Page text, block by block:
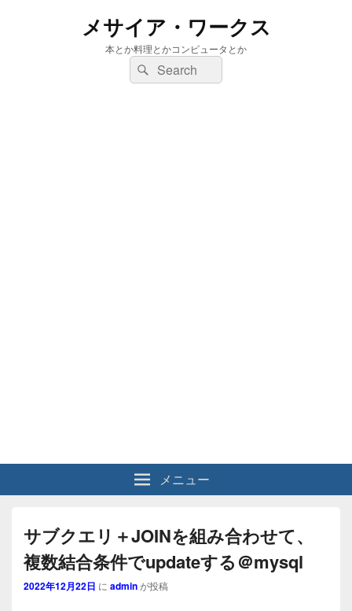
メサイア・ワークス
本とか料理とかコンピュータとか
検
索:
検
索
メニュー
サブクエリ＋JOINを組み合わせて、
複数結合条件でupdateする＠mysql
2022年12月22日 に adminが投稿